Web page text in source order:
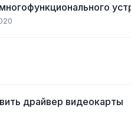
драйвер видеокарты